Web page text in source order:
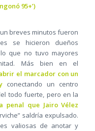
95+’)
breves minutos fueron
se hicieron dueños
que no tuvo mayores
Más bien en el
el marcador con un
conectando un centro
todo fuerte, pero en la
penal que Jairo Vélez
saldría expulsado.
valiosas de anotar y